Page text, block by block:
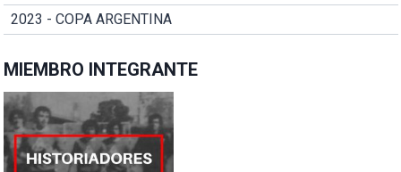
2023 - COPA ARGENTINA
MIEMBRO INTEGRANTE